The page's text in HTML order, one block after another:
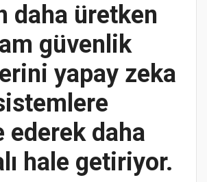
daha üretken
güvenlik
yapay zeka
ederek daha
hale getiriyor.